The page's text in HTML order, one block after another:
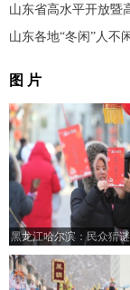
山东省高水平开放暨
山东各地“冬闲”人不
图 片
黑龙江哈尔滨：民众猜